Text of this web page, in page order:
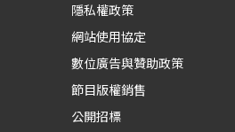
隱私權政策
網站使用協定
數位廣告與贊助政策
節目版權銷售
公開招標